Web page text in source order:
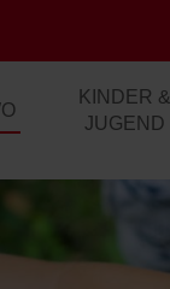
KINDER &
JUGEND